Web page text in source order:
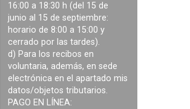
16:00 a 18:30 h (del 15 de
junio al 15 de septiembre:
horario de 8:00 a 15:00 y
cerrado por las tardes).
d) Para los recibos en
voluntaria, además, en sede
electrónica en el apartado mis
datos/objetos tributarios.
PAGO EN LÍNEA: